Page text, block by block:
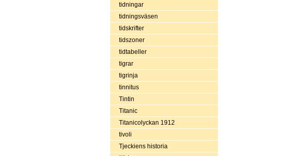
tidningar
tidningsväsen
tidskrifter
tidszoner
tidtabeller
tigrar
tigrinja
tinnitus
Tintin
Titanic
Titanicolyckan 1912
tivoli
Tjeckiens historia